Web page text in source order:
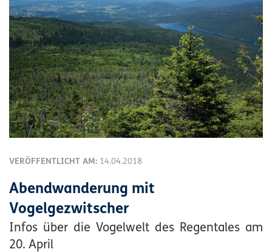
VERÖFFENTLICHT AM: 14.04.2018
Abendwanderung mit
Vogelgezwitscher
Infos über die Vogelwelt des Regentales am
20. April